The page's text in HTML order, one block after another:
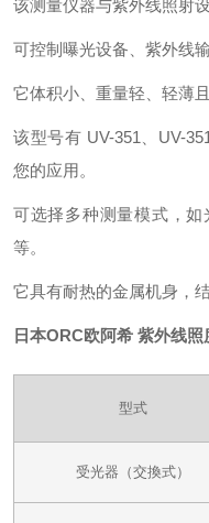
该测量仪器与紫外线照射
可控制曝光设备、紫外线
它体积小、重量轻、轻薄且
该型号有 UV-351、UV-
您的应用。
可选择多种测量模式，
等。
它具有耐热的金属机身，结
日本ORC欧阿希 紫外线
型式
受光器（交換式）